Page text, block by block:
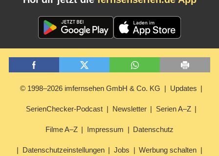
© 1998–2026 imfernsehen GmbH & Co. KG Updates
SerienChecker-Podcast Newsletter Serien A–Z
Filme A–Z Impressum Datenschutz
Datenschutzeinstellungen Jobs Werbung schalten